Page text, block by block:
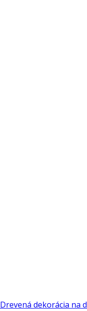
Drevená dekorácia na